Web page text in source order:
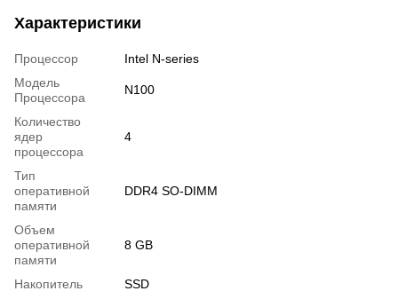
Характеристики
Процессор
Intel N-series
Модель
Процессора
N100
Количество
ядер
процессора
4
Тип
оперативной
памяти
DDR4 SO-DIMM
Объем
оперативной
памяти
8 GB
Накопитель
SSD